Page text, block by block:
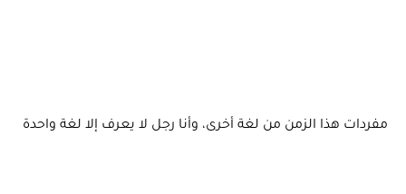
مفردات هذا الزمن من لغة أخرى، وأنا رجل لا يعرف إلا لغة واحدة